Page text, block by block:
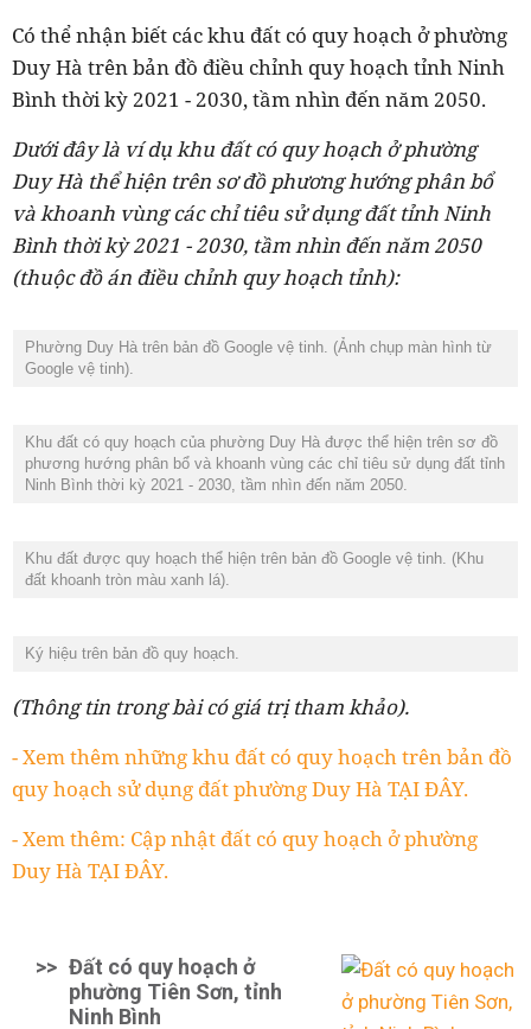
Có thể nhận biết các khu đất có quy hoạch ở phường
Duy Hà trên bản đồ điều chỉnh quy hoạch tỉnh Ninh
Bình thời kỳ 2021 - 2030, tầm nhìn đến năm 2050.
Dưới đây là ví dụ khu đất có quy hoạch ở phường
Duy Hà thể hiện trên sơ đồ phương hướng phân bổ
và khoanh vùng các chỉ tiêu sử dụngđất tỉnh Ninh
Bình thời kỳ 2021 - 2030, tầm nhìn đến năm 2050
(thuộc đồ án điều chỉnh quy hoạch tỉnh):
Phường Duy Hà trên bản đồ Google vệ tinh. (Ảnh chụp màn hình từ
Google vệ tinh).
Khu đất có quy hoạch của phường Duy Hà được thể hiện trên sơ đồ
phương hướng phân bổ và khoanh vùng các chỉ tiêu sử dụng đất tỉnh
Ninh Bình thời kỳ 2021 - 2030, tầm nhìn đến năm 2050.
Khu đất được quy hoạch thể hiện trên bản đồ Google vệ tinh. (Khu
đất khoanh tròn màu xanh lá).
Ký hiệu trên bản đồ quy hoạch.
(Thông tin trong bài có giá trị tham khảo).
- Xem thêm những khu đất có quy hoạch trên bản đồ
quy hoạch sử dụng đất phường Duy Hà TẠI ĐÂY.
- Xem thêm: Cập nhật đất có quy hoạch ở phường
Duy Hà TẠI ĐÂY.
>> Đất có quy hoạch ở
phường Tiên Sơn, tỉnh
Ninh Bình